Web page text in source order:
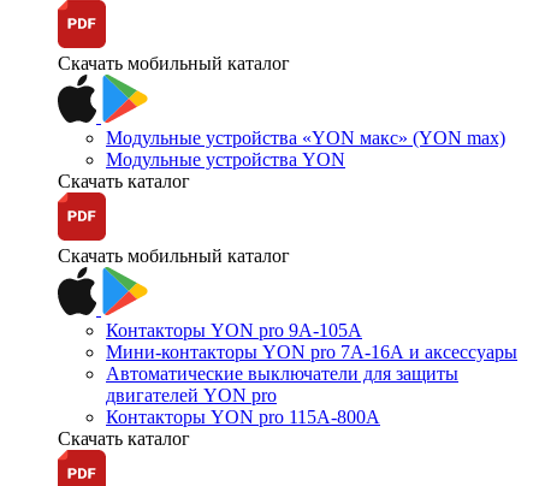
Скачать мобильный каталог
Модульные устройства «YON макс» (YON max)
Модульные устройства YON
Скачать каталог
Скачать мобильный каталог
Контакторы YON pro 9А-105А
Мини-контакторы YON pro 7А-16А и аксессуары
Автоматические выключатели для защиты
двигателей YON pro
Контакторы YON pro 115А-800А
Скачать каталог